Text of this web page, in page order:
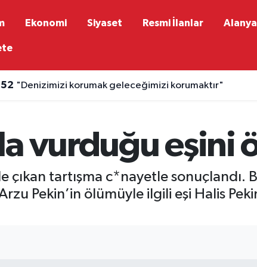
Ekonomi Siyaset Resmi İlanlar
"Denizimizi korumak geleceğimizi korumaktır"
vurduğu eşini
çıkan tartışma c*nayetle sonuçlandı.
Pekin’in ölümüyle ilgili eşi Halis